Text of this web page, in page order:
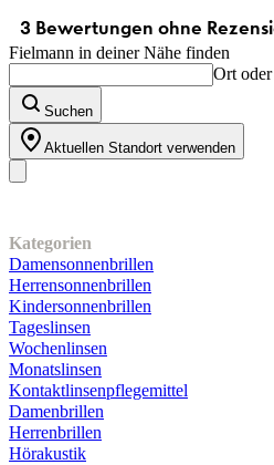
Fielmann in deiner Nähe finden
Ort
Suchen
Aktuellen Standort verwenden
Kategorien
Damensonnenbrillen
Herrensonnenbrillen
Kindersonnenbrillen
Tageslinsen
Wochenlinsen
Monatslinsen
Kontaktlinsenpflegemittel
Damenbrillen
Herrenbrillen
Hörakustik